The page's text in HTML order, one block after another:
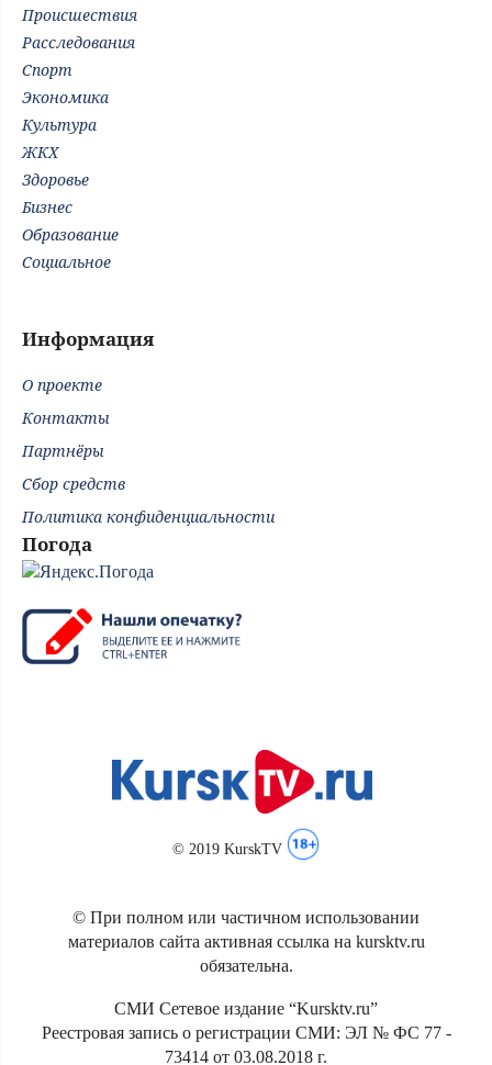
Происшествия
Расследования
Спорт
Экономика
Культура
ЖКХ
Здоровье
Бизнес
Образование
Социальное
Информация
О проекте
Контакты
Партнёры
Сбор средств
Политика конфиденциальности
Погода
© 2019 KurskTV
© При полном или частичном использовании
материалов сайта активная ссылка на kursktv.ru
обязательна.
СМИ Сетевое издание “Kursktv.ru”
Реестровая запись о регистрации СМИ: ЭЛ № ФС 77 -
73414 от 03.08.2018 г.